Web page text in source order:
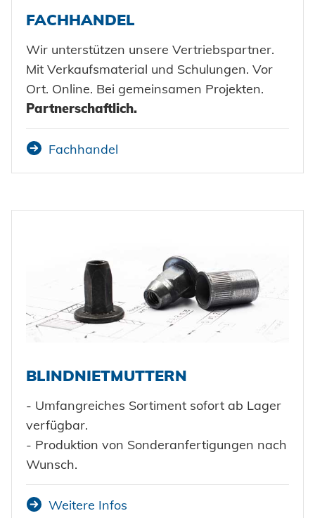
FACHHANDEL
Wir unterstützen unsere Vertriebspartner.
Mit Verkaufsmaterial und Schulungen. Vor
Ort. Online. Bei gemeinsamen Projekten.
Partnerschaftlich.
Fachhandel
BLINDNIETMUTTERN
- Umfangreiches Sortiment sofort ab Lager
verfügbar.
- Produktion von Sonderanfertigungen nach
Wunsch.
Weitere Infos